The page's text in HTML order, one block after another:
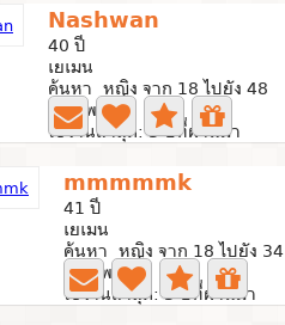
Nashwan
40 ปี
เยเมน
ค้นหา หญิง จาก 18 ไปยัง 48
6 ภาพถ่าย
ใช้งานล่าสุด: 3 ปีที่ผ่านมา
mmmmmk
41 ปี
เยเมน
ค้นหา หญิง จาก 18 ไปยัง 34
0 ภาพถ่าย
ใช้งานล่าสุด: 3 ปีที่ผ่านมา